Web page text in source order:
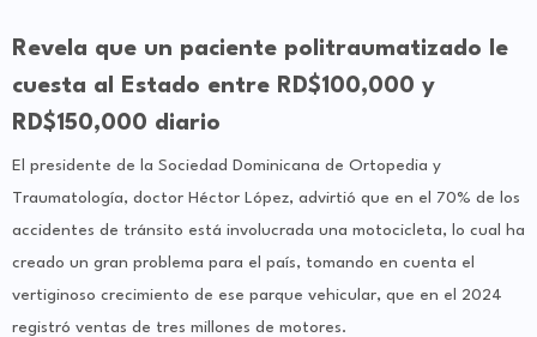
Revela que un paciente politraumatizado le
cuesta al Estado entre RD$100,000 y
RD$150,000 diario
El presidente de la Sociedad Dominicana de Ortopedia y
Traumatología, doctor Héctor López, advirtió que en el 70% de los
accidentes de tránsito está involucrada una motocicleta, lo cual ha
creado un gran problema para el país, tomando en cuenta el
vertiginoso crecimiento de ese parque vehicular, que en el 2024
registró ventas de tres millones de motores.